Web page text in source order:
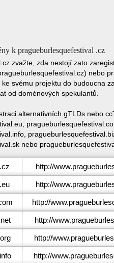
k pragueburlesquefestival .cz
zvažte, zda nestojí zato
nebo
svému projektu do budoucna
od doménových spekulantů.
alternativních gTLDs nebo
nebo
http://
http://
http://
http://
http://
http://